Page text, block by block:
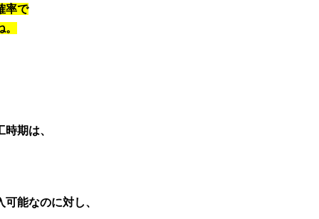
率で
期は、
能なのに対し、